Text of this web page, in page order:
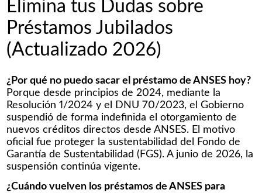
Elimina tus Dudas sobre
Préstamos Jubilados
(Actualizado 2026)
¿Por qué no puedo sacar el préstamo de ANSES hoy?
Porque desde principios de 2024, mediante la
Resolución 1/2024 y el DNU 70/2023, el Gobierno
suspendió de forma indefinida el otorgamiento de
nuevos créditos directos desde ANSES. El motivo
oficial fue proteger la sustentabilidad del Fondo de
Garantía de Sustentabilidad (FGS). A junio de 2026, la
suspensión continúa vigente.
¿Cuándo vuelven los préstamos de ANSES para